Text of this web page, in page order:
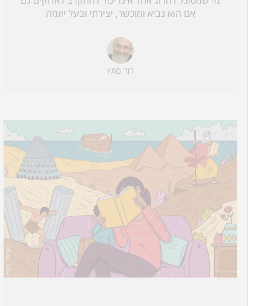
אם הוא נביא ומוכשר, יצירתי ובעל יוזמה
דוד סתיו